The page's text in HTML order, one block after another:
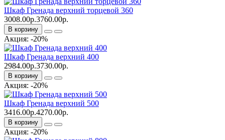
Шкаф Гренада верхний торцевой 360
3008.00р.3760.00р.
В корзину
Акция: -20%
Шкаф Гренада верхний 400
2984.00р.3730.00р.
В корзину
Акция: -20%
Шкаф Гренада верхний 500
3416.00р.4270.00р.
В корзину
Акция: -20%